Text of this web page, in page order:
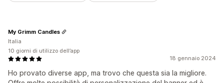
18 gennaio 2024
Ho provato diverse app, ma trovo che questa sia la migliore.
My Grimm Candles
Italia
10 giorni di utilizzo dell’app